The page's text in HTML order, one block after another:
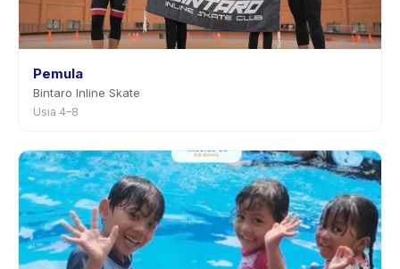
Pemula
Bintaro Inline Skate
Usia 4–8